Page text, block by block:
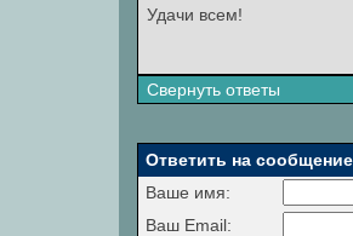
Удачи всем!
Свернуть ответы
Ответить на сообщение
Ваше имя:
Ваш Email: